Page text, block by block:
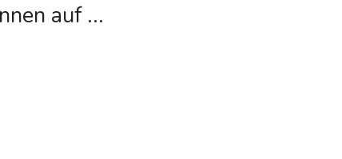
auf ...